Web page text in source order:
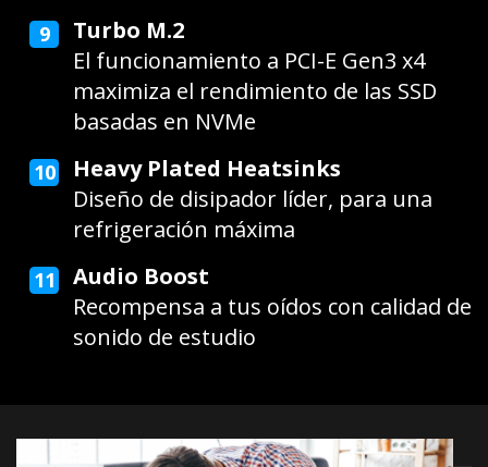
Turbo M.2
El funcionamiento a PCI-E Gen3 x4
maximiza el rendimiento de las SSD
basadas en NVMe
Heavy Plated Heatsinks
Diseño de disipador líder, para una
refrigeración máxima
Audio Boost
Recompensa a tus oídos con calidad de
sonido de estudio